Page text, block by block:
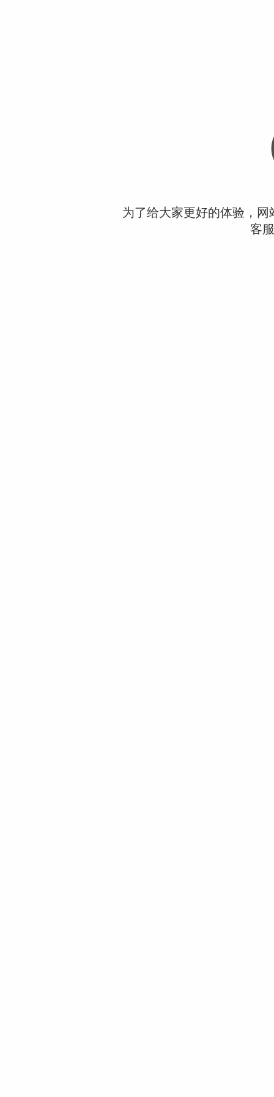
为了给大家更好的体验，
客